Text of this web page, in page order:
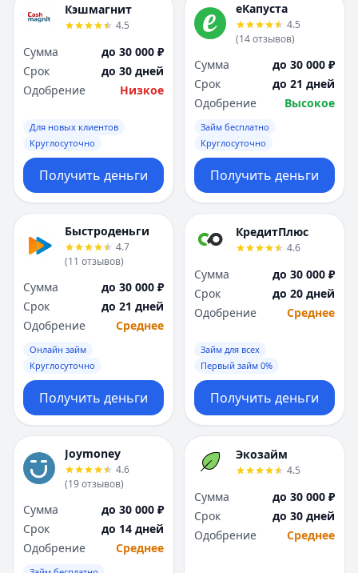
Кэшмагнит
4.5
Сумма
до 30 000 ₽
Срок
до 30 дней
Одобрение
Низкое
Для новых клиентов
Круглосуточно
Получить деньги
еКапуста
4.5
(14отзывов)
Сумма
до 30 000 ₽
Срок
до 21 дней
Одобрение
Высокое
Займ бесплатно
Круглосуточно
Получить деньги
Быстроденьги
4.7
(11 отзывов)
Сумма
до 30 000 ₽
Срок
до 21 дней
Одобрение
Среднее
Онлайн займ
Круглосуточно
Получить деньги
КредитПлюс
4.6
Сумма
до 30 000 ₽
Срок
до 20 дней
Одобрение
Среднее
Займ для всех
Первый займ 0%
Получить деньги
Joymoney
4.6
(19отзывов)
Сумма
до 30 000 ₽
Срок
до 14 дней
Одобрение
Среднее
Экозайм
4.5
Сумма
до 30 000 ₽
Срок
до 30 дней
Одобрение
Среднее